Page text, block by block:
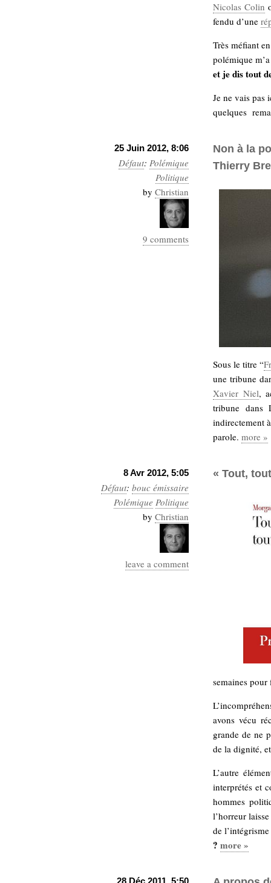
Nicolas Colin
fendu d’une
Très méfiant
polémique
et je dis tout
Je ne vais pas
quelques
25 Juin 2012, 8:06
Défaut: Polémique
Politique
by Christian
9 comments
Non à la
Thierry
Sous le titre “
une tribune
Xavier Niel,
tribune dans
indirectement
parole. more »
8 Avr 2012, 5:05
Défaut: bouc émissaire
Polémique Politique
by Christian
leave a comment
« Tout,
semaines pour
avons vécu
grande de ne
de la dignité,
L’autre
interprétés et
hommes
l’horreur
de
? more »
28 Déc 2011, 5:50